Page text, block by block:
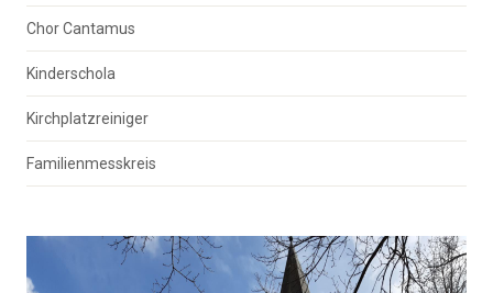
Chor Cantamus
Kinderschola
Kirchplatzreiniger
Familienmesskreis